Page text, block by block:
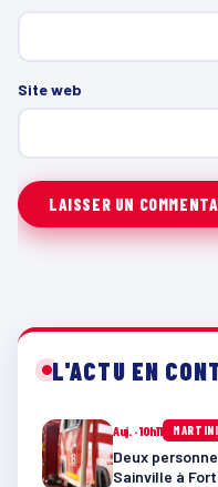
Site web
L'ACTU EN
Auj. · 10h11
Deux
Sainville à